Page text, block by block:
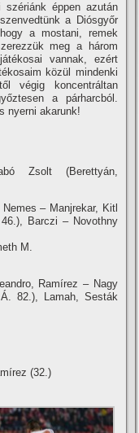
éppen azután
a Diósgyőr
a mostani, remek
meg a három
vannak, ezért
közül mindenki
végig koncentráltan
a párharcból.
nyerni akarunk!
Zsolt (Berettyán,
– Manjrekar, Kitl
Barczi – Novothny
M.
Ramí­rez – Nagy
82.), Lamah, Sesták
(32.)